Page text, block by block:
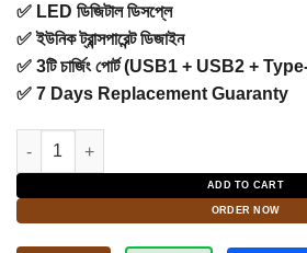
✅ LED ডিজিটাল ডিসপ্লে
✅ ইউনিক ট্রান্সপারেন্ট ডিজাইন
✅ 3টি চার্জিং পোর্ট (USB1 + USB2 +
✅ 7 Days Replacement Guaranty
SANY 20000mAh Transparent Power
ADD TO CART
ORDER NOW